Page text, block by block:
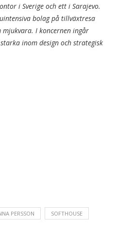
i Sverige och ett i Sarajevo.
bolag på tillväxtresa
I koncernen ingår
inom design och strategisk
PERSSON SOFTHOUSE